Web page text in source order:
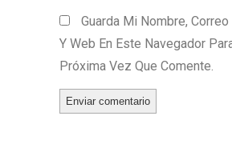
Guarda Mi Nombre,
Y Web En Este Navegador
Próxima Vez Que Comente.